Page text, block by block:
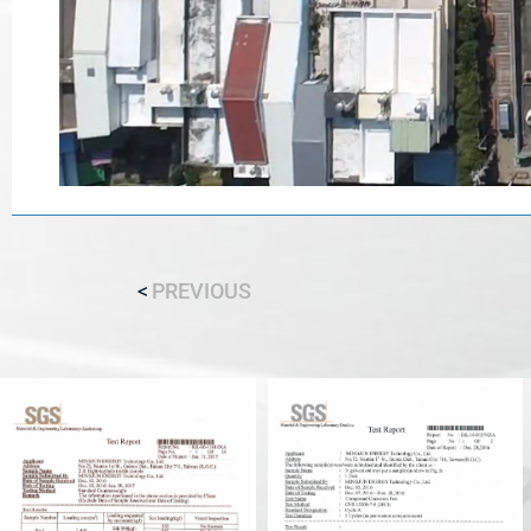
PREVIOUS